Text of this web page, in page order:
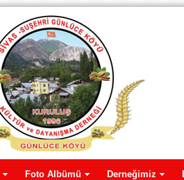
Foto Albümü Derneğimiz